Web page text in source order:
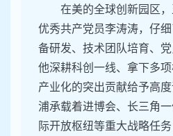
在美的全球创新园区
优秀共产党员李涛涛，仔
备研发、技术团队培育、
他深耕科创一线、拿下多
产业化的突出贡献给予高
浦承载着进博会、长三角
际开放枢纽等重大战略任